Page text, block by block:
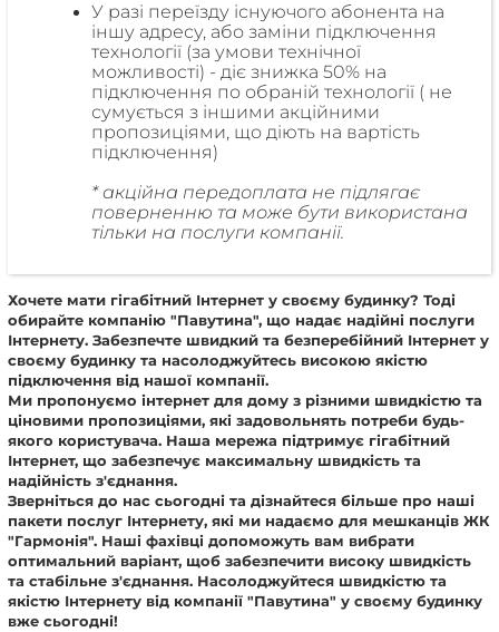
У разі переїзду існуючого абонента на
іншу адресу, або заміни підключення
технології (за умови технічної
можливості) - діє знижка 50% на
підключення по обраній технології ( не
сумується з іншими акційними
пропозиціями, що діють на вартість
підключення)
* акційна передоплата не підлягає
поверненню та може бути використана
тільки на послуги компанії.
Хочете мати гігабітний Інтернет у своєму будинку? Тоді
обирайте компанію "Павутина", що надає надійні послуги
Інтернету. Забезпечте швидкий та безперебійний Інтернет у
своєму будинку та насолоджуйтесь високою якістю
підключення від нашої компанії.
Ми пропонуємо інтернет для дому з різними швидкістю та
ціновими пропозиціями, які задовольнять потреби будь-
якого користувача. Наша мережа підтримує гігабітний
Інтернет, що забезпечує максимальну швидкість та
надійність з'єднання.
Зверніться до нас сьогодні та дізнайтеся більше про наші
пакети послуг Інтернету, які ми надаємо для мешканців ЖК
"Гармонія". Наші фахівці допоможуть вам вибрати
оптимальний варіант, щоб забезпечити високу швидкість
та стабільне з'єднання. Насолоджуйтеся швидкістю та
якістю Інтернету від компанії "Павутина" у своєму будинку
вже сьогодні!